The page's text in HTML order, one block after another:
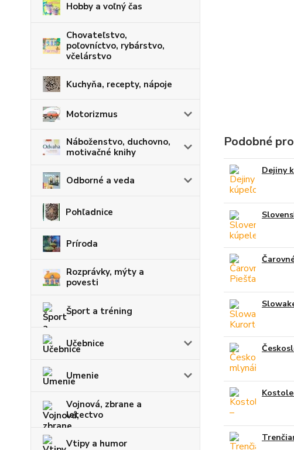
Hobby a voľný čas
Chovateľstvo,
poľovníctvo, rybárstvo,
včelárstvo
Kuchyňa, recepty, nápoje
Motorizmus
Náboženstvo, duchovno,
motivačné knihy
Odborné a veda
Pohľadnice
Príroda
Rozprávky, mýty a
povesti
Šport a tréning
Učebnice
Umenie
Vojnová, zbrane a
letectvo
Vtipy a humor
Podobné
Dejiny